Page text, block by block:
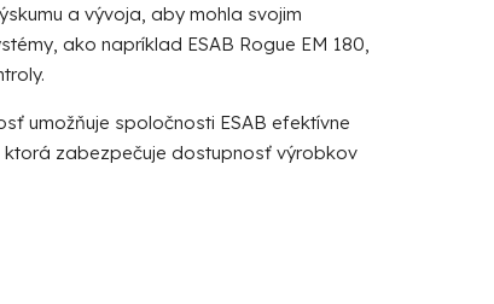
a vývoja, aby mohla svojim
ako napríklad ESAB Rogue EM 180,
umožňuje spoločnosti ESAB efektívne
zabezpečuje dostupnosť výrobkov